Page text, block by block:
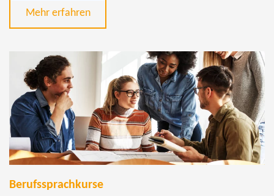
Mehr erfahren
Berufssprachkurse